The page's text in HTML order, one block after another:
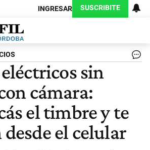
INGRESAR SUSCRIBITE
sin
cámara:
el timbre y te
el celular